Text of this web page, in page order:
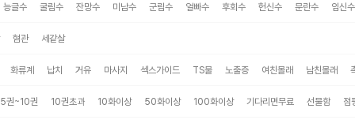
능글수 굴림수 잔망수 미남수 군림수 얼빠수 후회수 헌신수 문란수 임신수
혐관 세같살
화류계 납치 거유 마사지 섹스가이드 TS물 노출증 여친몰래 남친몰래
5권~10권 10권초과 10화이상 50화이상 100화이상 기다리면무료 선물함 점